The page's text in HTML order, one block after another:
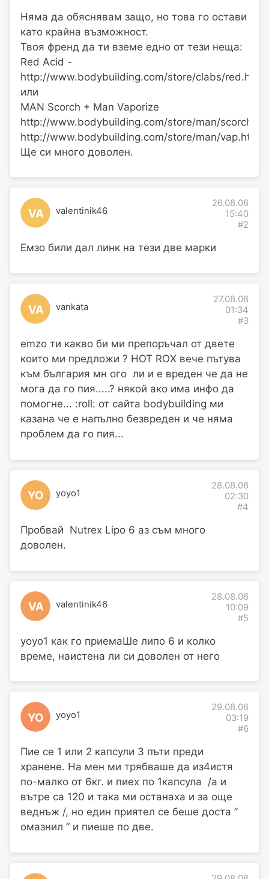
Няма да обяснявам защо, но това го остави
като крайна възможност.
Твоя френд да ти вземе едно от тези неща:
Red Acid -
http://www.bodybuilding.com/store/clabs/red.html
или
MAN Scorch + Man Vaporize
http://www.bodybuilding.com/store/man/
http://www.bodybuilding.com/store/man/vap.html
Ще си много доволен.
VA valentinik46
26.08.06
15:40
#2
Емзо били дал линк на тези две марки
VA vankata
27.08.06
01:34
#3
emzo ти какво би ми препоръчал от двете
които ми предложи ? HOT ROX вече пътува
към българия мн ого ли и е вреден че да не
мога да го пия.....? някой ако има инфо да
помогне... :roll: от сайта bodybuilding ми
казана че е напълно безвреден и че няма
проблем да го пия...
YO yoyo1
28.08.06
02:30
#4
Пробвай Nutrex Lipo 6 аз съм много
доволен.
VA valentinik46
28.08.06
10:09
#5
yoyo1 как го приемаШе липо 6 и колко
време, наистена ли си доволен от него
YO yoyo1
29.08.06
03:19
#6
Пие се 1 или 2 капсули 3 пъти преди
хранене. На мен ми трябваше да из4истя
по-малко от 6кг. и пиех по 1капсула /а и
вътре са 120 и така ми останаха и за още
веднъж /, но един приятел се беше доста ”
омазнил ” и пиеше по две.